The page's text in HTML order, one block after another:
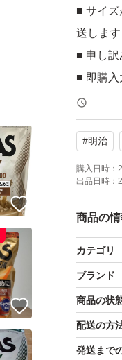
■ サイ
送します
■ 申し
■ 即購入
#明治
購入日時：
出品日時：
商品の情
カテゴリ
ブランド
商品の状
配送の方
発送まで
いいね！